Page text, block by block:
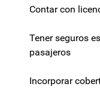
Contar con
Tener seguros
pasajeros
Incorporar